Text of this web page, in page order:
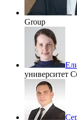
Group
университет